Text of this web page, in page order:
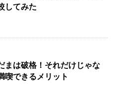
してみた
まは破格！それだけじゃな
喫できるメリット